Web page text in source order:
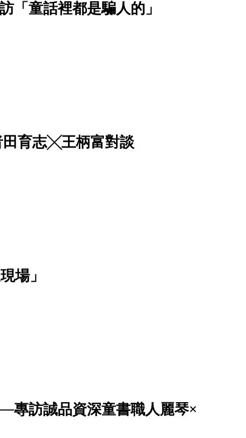
「童話裡都是騙人的」
田育志╳王柄富對談
場」
專訪誠品資深童書職人麗琴×